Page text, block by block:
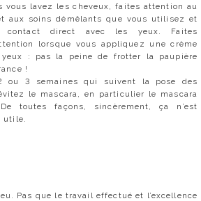
vous lavez les cheveux, faites attention au
aux soins démêlants que vous utilisez et
contact direct avec les yeux. Faites
lorsque vous appliquez une crème
yeux : pas la peine de frotter la paupière
!
ou 3 semaines qui suivent la pose des
le mascara, en particulier le mascara
toutes façons, sincèrement, ça n’est
utile.
Pas que le travail effectué et l’excellence